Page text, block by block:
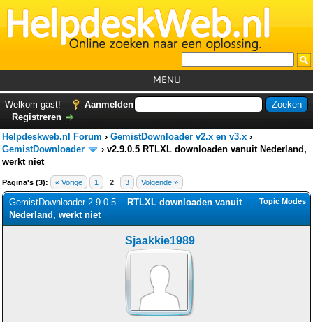
MENU
Foutcodes
GemistDownloader*
Welkom gast!
Aanmelden
Registreren
Helpdeskweb.nl Forum › GemistDownloader v2.x en v3.x ›
GemistDownloader
› v2.9.0.5 RTLXL downloaden vanuit Nederland,
werkt niet
Pagina's (3): « Vorige 1 2 3 Volgende »
Topic Modes
GemistDownloader 2.9.0.5 - RTLXL downloaden vanuit
Nederland, werkt niet
Sjaakkie1989